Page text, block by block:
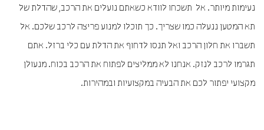
נעימות מיותר. אל תשכחו לוודא כשאתם נועלים את הרכב, שהדלת של
תא המטען ננעלה כמו שצריך. כך תוכלו למנוע פריצה לרכב שלכם. אל
תשברו את חלון הרכב ואל תנסו לדחוף את הדלת עם כלי ברזל. אתם
תגרמו לרכב לנזק. אנחנו לא ממליצים לפתוח את הרכב בכוח. מנעולן
מקצועי יפתור לכם את הבעיה במקצועיות ובמהירות.